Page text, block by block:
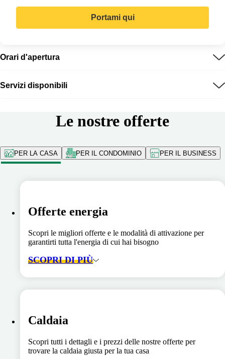
Portami qui
Orari d'apertura
Servizi disponibili
Le nostre offerte
PER LA CASA PER IL CONDOMINIO PER IL BUSINESS
Offerte energia
Scopri le migliori offerte e le modalità di attivazione per
garantirti tutta l'energia di cui hai bisogno
SCOPRI DI PIÙ
Caldaia
Scopri tutti i dettagli e i prezzi delle nostre offerte per
trovare la caldaia giusta per la tua casa